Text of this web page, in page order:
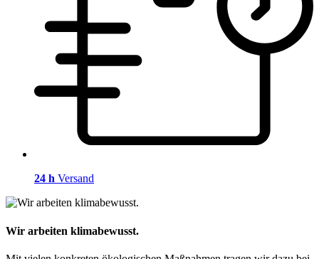
24 h Versand
Wir arbeiten klimabewusst.